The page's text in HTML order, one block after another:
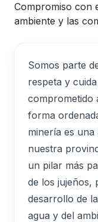
Compromiso con
ambiente y las
Somos parte
respeta y
comprometido
forma
minería es
nuestra
un pilar más
de los jujeños,
desarrollo de
agua y del